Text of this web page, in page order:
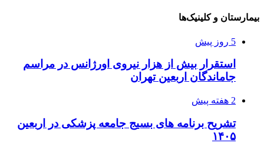
بیمارستان و کلینیک‌ها
5 روز پیش
استقرار بیش از هزار نیروی اورژانس در مراسم
جاماندگان اربعین تهران
2 هفته پیش
تشریح برنامه های بسیج جامعه پزشکی در اربعین
۱۴۰۵